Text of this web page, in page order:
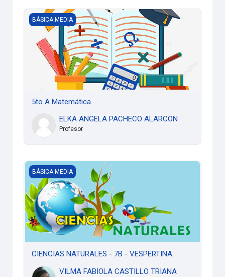
5to A Matemática
BÁSICA MEDIA
5to A Matemática
ELKA ANGELA PACHECO ALARCON
Profesor
CIENCIAS NATURALES - 7B - VESPERTINA
BÁSICA MEDIA
CIENCIAS NATURALES - 7B - VESPERTINA
VILMA FABIOLA CASTILLO TRIANA